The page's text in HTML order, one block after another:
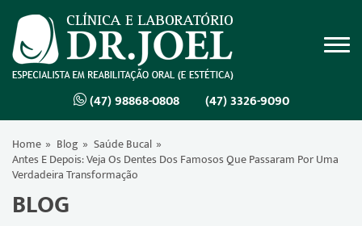
(47) 98868-0808 (47) 3326-9090
Home Blog
Saúde Bucal
Antes E Depois: Veja Os Dentes Dos Famosos Que Passaram Por Uma
Verdadeira Transformação
BLOG